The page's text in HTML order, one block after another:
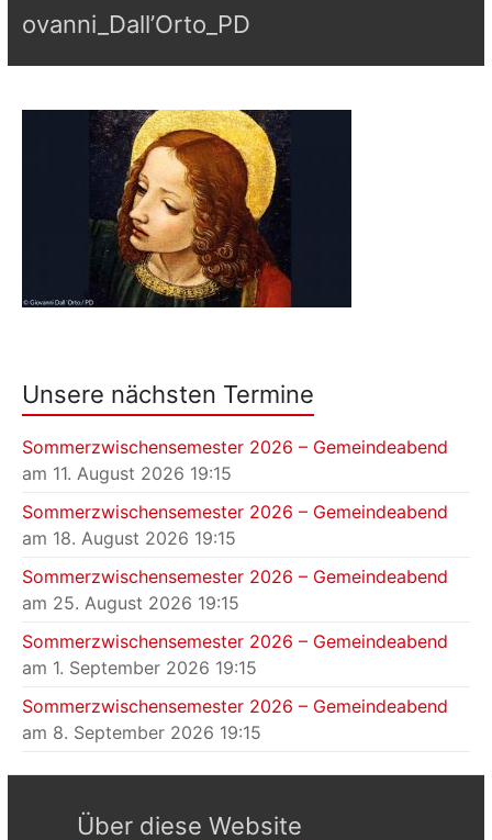
ovanni_Dall’Orto_PD
Unsere nächsten Termine
Sommerzwischensemester 2026 – Gemeindeabend
am 11. August 2026 19:15
Sommerzwischensemester 2026 – Gemeindeabend
am 18. August 2026 19:15
Sommerzwischensemester 2026 – Gemeindeabend
am 25. August 2026 19:15
Sommerzwischensemester 2026 – Gemeindeabend
am 1. September 2026 19:15
Sommerzwischensemester 2026 – Gemeindeabend
am 8. September 2026 19:15
Über diese Website